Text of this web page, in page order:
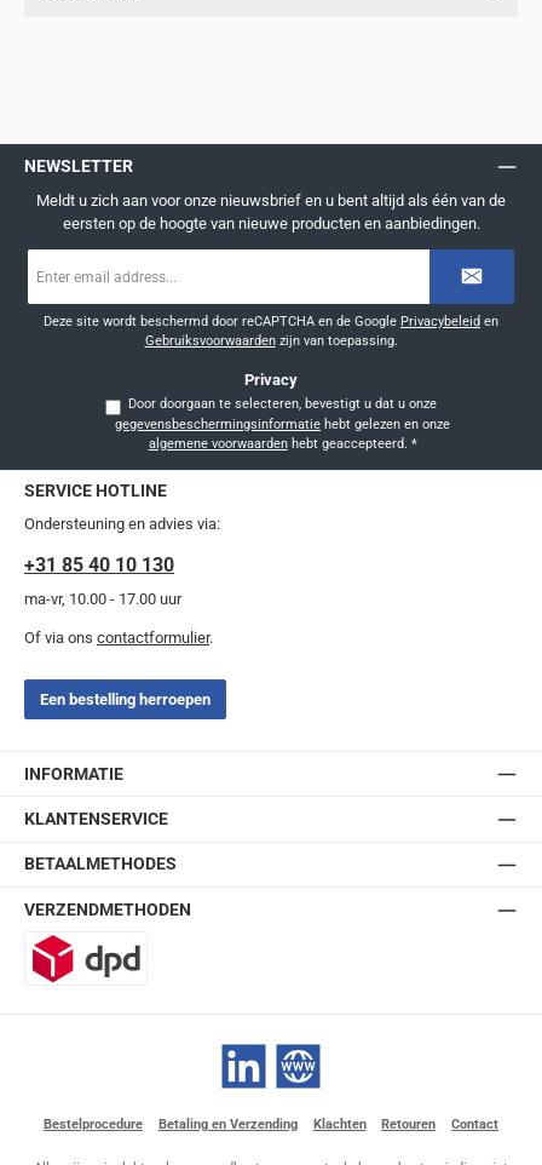
NEWSLETTER
Meldt u zich aan voor onze nieuwsbrief en u bent altijd als één van de
eersten op de hoogte van nieuwe producten en aanbiedingen.
mailadres
Deze site wordt beschermd door reCAPTCHA en de Google Privacybeleid en
Gebruiksvoorwaardenzijn van toepassing.
Privacy
Door doorgaan te selecteren, bevestigt u dat u onze
gegevensbeschermingsinformatie
algemene voorwaardenhebt geaccepteerd. *
SERVICE HOTLINE
Ondersteuning en advies via:
+31 85 40 10 130
ma-vr, 10.00 - 17.00 uur
Of via ons contactformulier.
Een bestelling herroepen
INFORMATIE
KLANTENSERVICE
BETAALMETHODES
VERZENDMETHODEN
LinkedIn Website
Bestelprocedure Betaling en Verzending Klachten Retouren Contact